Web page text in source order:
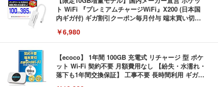
ト WiFi 『プレミアムチャージWiFi』X200 (日本国
内ギガ付) ギガ割引クーポン毎月付与 端末買い切り
バッテリーレス 海外利用可能 ([X200]100GB/365日)
￥6,980
【ecoco】 1年間 100GB 充電式 リチャージ 型 ポケ
ット Wi-Fi 契約不要 月額費用なし 【紛失・水濡れ・
落下も1年間交換保証】 工事不要 長時間利用 ギガ